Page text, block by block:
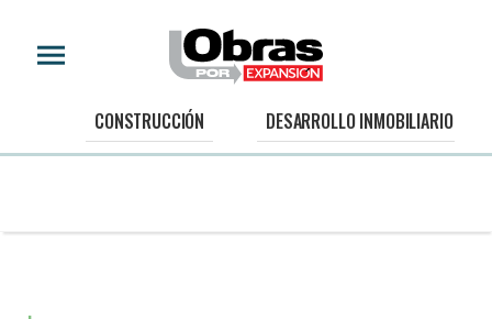
CONSTRUCCIÓN DESARROLLO INMOBILIARIO